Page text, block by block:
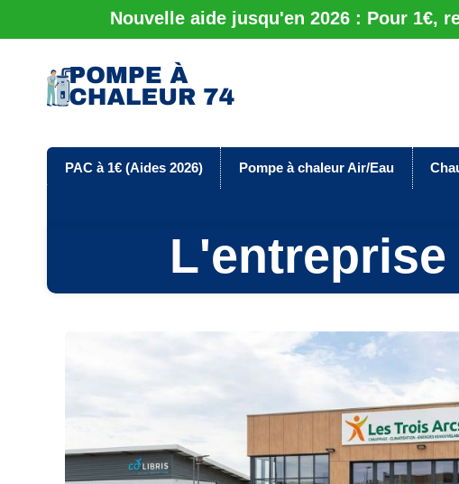
Nouvelle aide jusqu'en 2026 : Pour 1€,
PAC à 1€ (Aides 2026) Pompe à chaleur Air/Eau
L'entreprise